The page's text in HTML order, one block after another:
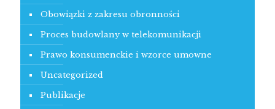
Obowiązki z zakresu obronności
Proces budowlany w telekomunikacji
Prawo konsumenckie i wzorce umowne
Uncategorized
Publikacje